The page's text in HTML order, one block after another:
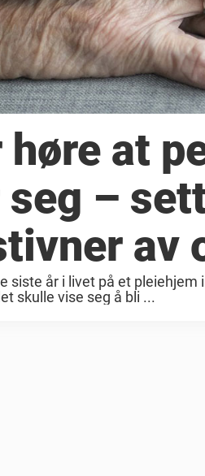
at
–
av
siste år i livet på et
skulle vise seg å bli ...